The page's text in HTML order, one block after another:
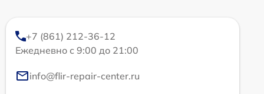
+7 (861) 212-36-12
Ежедневно с 9:00 до 21:00
info@flir-repair-center.ru